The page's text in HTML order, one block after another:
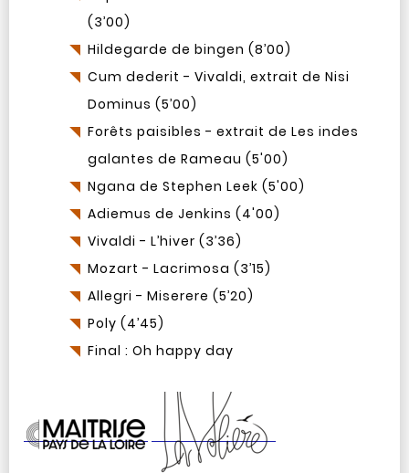
(3’00)
Hildegarde de bingen (8’00)
Cum dederit - Vivaldi, extrait de Nisi
Dominus (5’00)
Forêts paisibles - extrait de Les indes
galantes de Rameau (5'00)
Ngana de Stephen Leek (5'00)
Adiemus de Jenkins (4'00)
Vivaldi - L’hiver (3’36)
Mozart - Lacrimosa (3’15)
Allegri - Miserere (5’20)
Poly (4’45)
Final : Oh happy day